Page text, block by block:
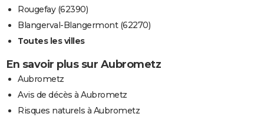
Rougefay (62390)
Blangerval-Blangermont (62270)
Toutes les villes
En savoir plus sur Aubrometz
Aubrometz
Avis de décès à Aubrometz
Risques naturels à Aubrometz